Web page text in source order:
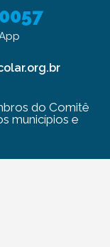
do Comitê
municípios e